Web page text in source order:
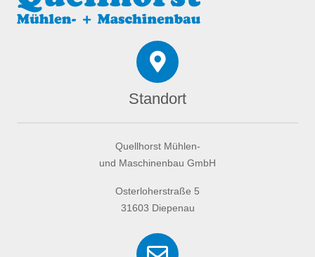
Standort
Quellhorst Mühlen-
und Maschinenbau GmbH
Osterloherstraße 5
31603 Diepenau